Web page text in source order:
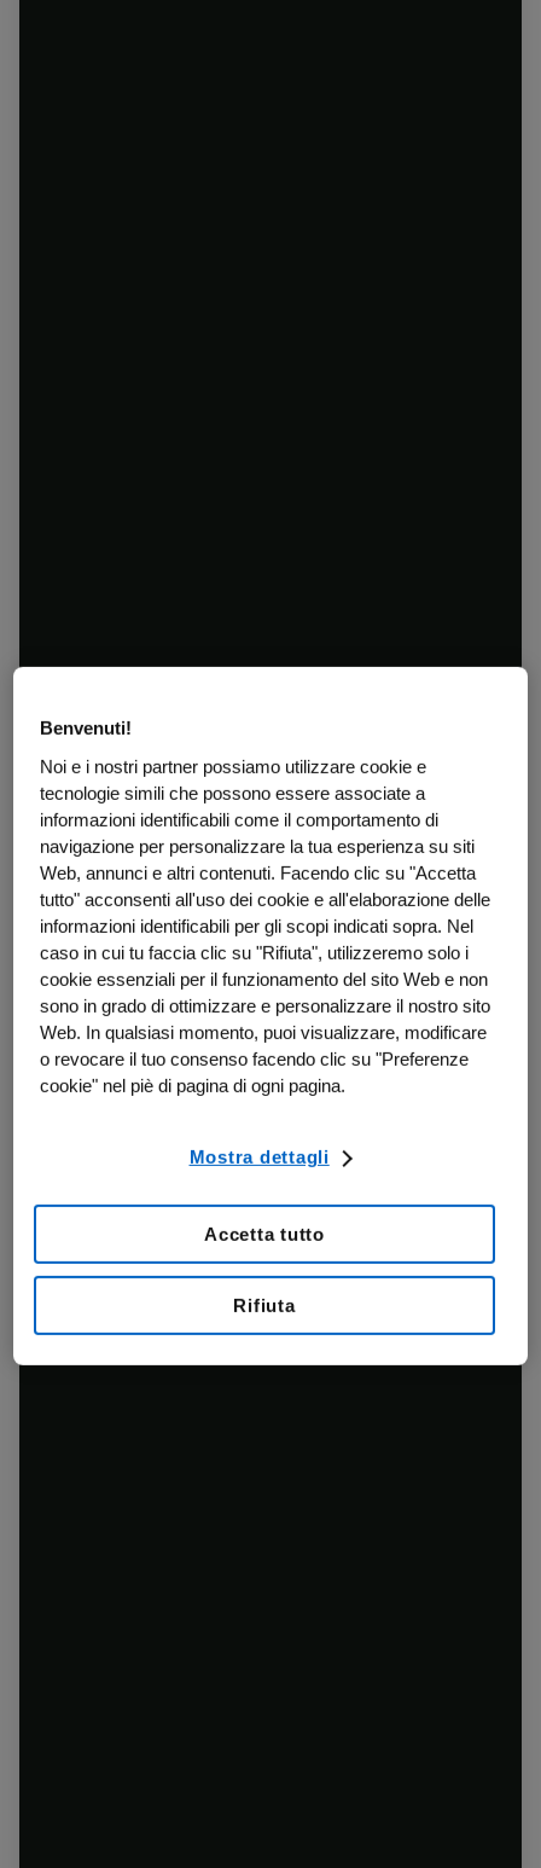
Benvenuti!
Noi e i nostri partner possiamo utilizzare cookie e
tecnologie simili che possono essere associate a
informazioni identificabili come il comportamento di
navigazione per personalizzare la tua esperienza su siti
Web, annunci e altri contenuti. Facendo clic su "Accetta
tutto" acconsenti all'uso dei cookie e all'elaborazione delle
informazioni identificabili per gli scopi indicati sopra. Nel
caso in cui tu faccia clic su "Rifiuta", utilizzeremo solo i
cookie essenziali per il funzionamento del sito Web e non
sono in grado di ottimizzare e personalizzare il nostro sito
Web. In qualsiasi momento, puoi visualizzare, modificare
o revocare il tuo consenso facendo clic su "Preferenze
cookie" nel piè di pagina di ogni pagina.
Mostra dettagli
Rifiuta
Accetta tutto